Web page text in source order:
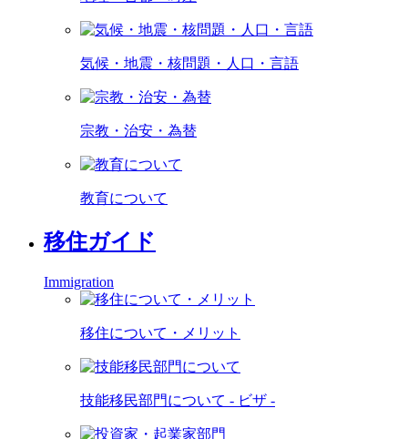
気候・地震・核問題・人口・言語
宗教・治安・為替
教育について
移住ガイド
Immigration
移住について・メリット
技能移民部門について - ビザ -